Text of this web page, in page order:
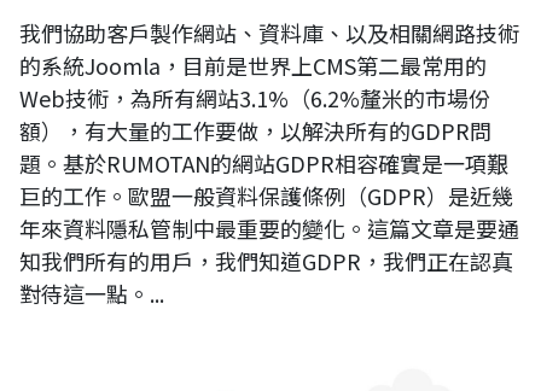
我們協助客戶製作網站、資料庫、以及相關網路技術
的系統Joomla，目前是世界上CMS第二最常用的
Web技術，為所有網站3.1%（6.2%釐米的市場份
額），有大量的工作要做，以解決所有的GDPR問
題。基於RUMOTAN的網站GDPR相容確實是一項艱
巨的工作。歐盟一般資料保護條例（GDPR）是近幾
年來資料隱私管制中最重要的變化。這篇文章是要通
知我們所有的用戶，我們知道GDPR，我們正在認真
對待這一點。...